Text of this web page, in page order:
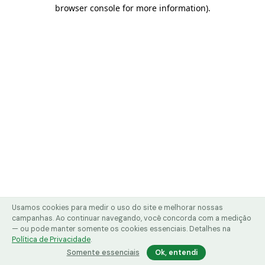
browser console for more information).
Usamos cookies para medir o uso do site e melhorar nossas
campanhas. Ao continuar navegando, você concorda com a medição
— ou pode manter somente os cookies essenciais. Detalhes na
Política de Privacidade.
Somente essenciais
Ok, entendi